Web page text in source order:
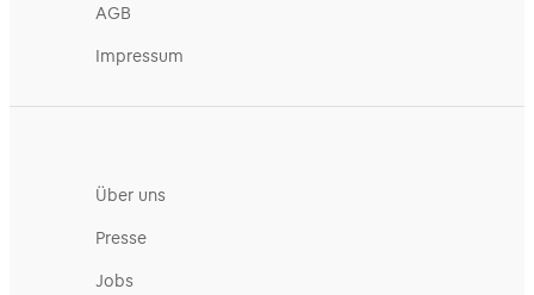
AGB
Impressum
Über uns
Presse
Jobs